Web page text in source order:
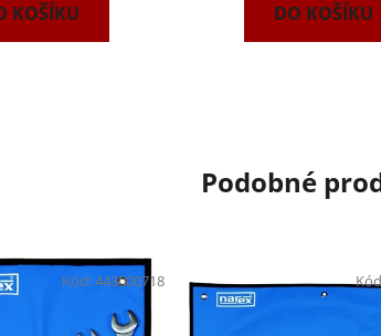
KOŠÍKU DO KOŠÍKU
Podobné
Kód:443000718